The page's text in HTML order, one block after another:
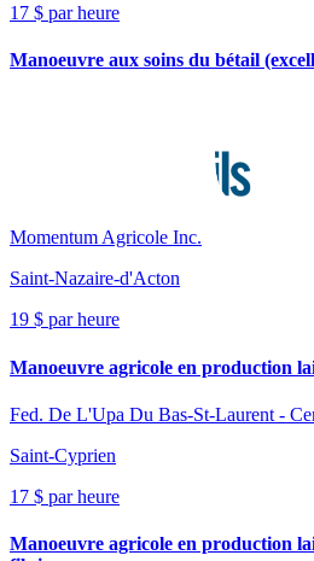
17 $ par heure
Manoeuvre aux soins du bétail
Momentum Agricole Inc.
Saint-Nazaire-d'Acton
19 $ par heure
Manoeuvre agricole en production
Fed. De L'Upa Du Bas-St-Laurent -
Saint-Cyprien
17 $ par heure
Manoeuvre agricole en production